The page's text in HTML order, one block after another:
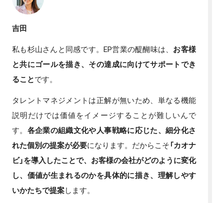
吉田
私も杉山さんと同感です。EP営業の醍醐味は、 お客様
と共にゴールを描き、その達成に向けてサポートでき
ることです。
タレントマネジメントは正解が無いため、単なる機能
説明だけでは価値をイメージすることが難しいんで
す。 各企業の組織文化や人事戦略に応じた、細分化さ
れた個別の提案が必要になります。だからこそ「カオナ
ビ」を導入したことで、お客様の会社がどのように変化
し、価値が生まれるのかを具体的に描き、理解しやす
いかたちで提案します。